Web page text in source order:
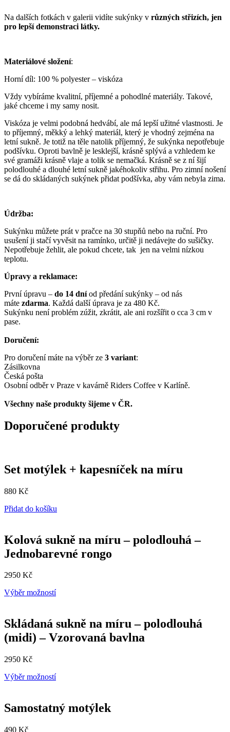
Na dalších fotkách v galerii vidíte sukýnky v různých střizích, jen
pro lepší demonstraci látky.
Materiálové složení:
Horní díl: 100 % polyester – viskóza
Vždy vybíráme kvalitní, příjemné a pohodlné materiály. Takové,
jaké chceme i my samy nosit.
Viskóza je velmi podobná hedvábí, ale má lepší užitné vlastnosti. Je
to příjemný, měkký a lehký materiál, který je vhodný zejména na
letní sukně. Je totiž na těle natolik příjemný, že sukýnka nepotřebuje
podšívku. Oproti bavlně je lesklejší, krásně splývá a vzhledem ke
své gramáži krásně vlaje a tolik se nemačká. Krásně se z ní šijí
polodlouhé a dlouhé letní sukně jakéhokoliv střihu. Pro zimní nošení
se dá do skládaných sukýnek přidat podšívka, aby vám nebyla zima.
Údržba:
Sukýnku můžete prát v pračce na 30 stupňů nebo na ruční. Pro
usušení ji stačí vyvěsit na ramínko, určitě ji nedávejte do sušičky.
Nepotřebuje žehlit, ale pokud chcete, tak jen na velmi nízkou
teplotu.
Úpravy a reklamace:
První úpravu – do 14 dníod předání sukýnky – od nás
máte zdarma. Každá další úprava je za 480 Kč.
Sukýnku není problém zúžit, zkrátit, ale ani rozšířit o cca 3 cm v
pase.
Doručení:
Pro doručení máte na výběr ze 3 variant:
Zásilkovna
Česká pošta
Osobní odběr v Praze v kavárně Riders Coffee v Karlíně.
Všechny naše produkty šijeme v ČR.
Doporučené produkty
Set motýlek + kapesníček na míru
880 Kč
Přidat do košíku
Kolová sukně na míru – polodlouhá –
Jednobarevné rongo
2950 Kč
Výběr možnostíTento
více
variant.
Možnosti
stránce
Skládaná sukně na míru – polodlouhá
(midi) – Vzorovaná bavlna
2950 Kč
Výběr možnostíTento
více
variant.
Samostatný motýlek
490 Kč